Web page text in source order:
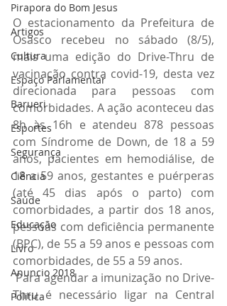
Pirapora do Bom Jesus
Artigos
Cultura
Espaço Parlamentar
Barueri
Esportes
Segurança
Ciência
Saúde
Educação
Livro
Anuncio 2018
Politica
O estacionamento da Prefeitura de
Osasco recebeu no sábado (8/5),
mais uma edição do Drive-Thru de
vacinação contra covid-19, desta vez
direcionada para pessoas com
comorbidades. A ação aconteceu das
8h às 16h e atendeu 878 pessoas
com Síndrome de Down, de 18 a 59
anos, pacientes em hemodiálise, de
18 a 59 anos, gestantes e puérperas
(até 45 dias após o parto) com
comorbidades, a partir dos 18 anos,
pessoas com deficiência permanente
(BPC), de 55 a 59 anos e pessoas com
comorbidades, de 55 a 59 anos.
Para agendar a imunização no Drive-
Thru é necessário ligar na Central